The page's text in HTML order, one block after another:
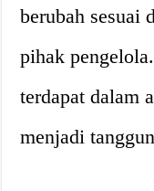
berubah sesuai
pihak
terdapat dalam
menjadi